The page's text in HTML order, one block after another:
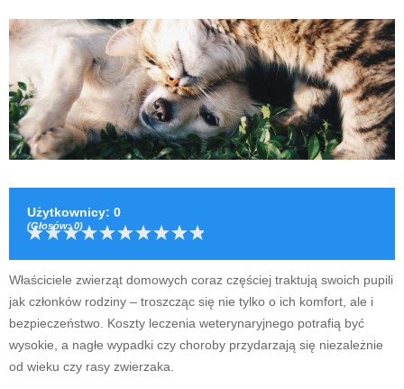
Użytkownicy: 0
(Głosów:0)
Właściciele zwierząt domowych coraz częściej traktują swoich pupili
jak członków rodziny – troszcząc się nie tylko o ich komfort, ale i
bezpieczeństwo. Koszty leczenia weterynaryjnego potrafią być
wysokie, a nagłe wypadki czy choroby przydarzają się niezależnie
od wieku czy rasy zwierzaka.